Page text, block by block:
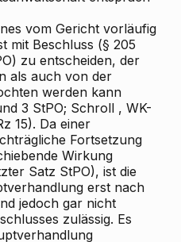
vom Gericht vorläufig
mit Beschluss (§ 205
zu entscheiden, der
als auch von der
werden kann
3 StPO; Schroll , WK-
15). Da einer
Fortsetzung
Wirkung
Satz StPO), ist die
erst nach
jedoch gar nicht
zulässig. Es